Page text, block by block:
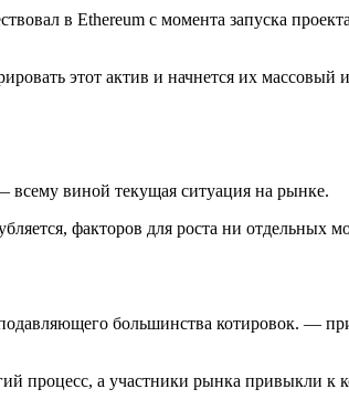
в Ethereum с момента запуска
этот актив и начнется их массовый
всему виной текущая ситуация на рынке.
факторов для роста ни отдельных
большинства котировок. —
процесс, а участники рынка привыкли к